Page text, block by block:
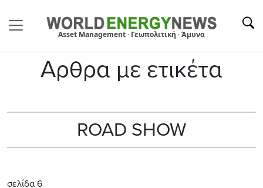
Asset Management · Γεωπολιτική · Άμυνα
Αρθρα με ετικέτα
ROAD SHOW
σελίδα 6